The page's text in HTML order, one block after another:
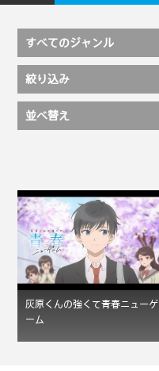
すべてのジャンル
絞り込み
並べ替え
灰原くんの強くて青春ニューゲ
ーム